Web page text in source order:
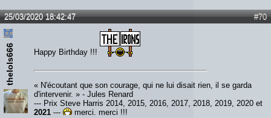
#70
25/03/2020 18:42:47
thelols666 Happy Birthday !!!
« N'écoutant que son courage, qui ne lui disait rien, il se garda
d'intervenir. » - Jules Renard
--- Prix Steve Harris 2014, 2015, 2016, 2017, 2018, 2019, 2020 et
2021 --- merci, merci !!!